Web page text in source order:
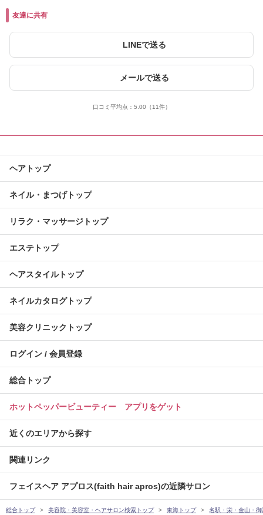
友達に共有
LINEで送る
メールで送る
口コミ平均点： 5.00 （11件）
ヘアトップ
ネイル・まつげトップ
リラク・マッサージトップ
エステトップ
ヘアスタイルトップ
ネイルカタログトップ
美容クリニックトップ
ログイン / 会員登録
総合トップ
ホットペッパービューティー アプリをゲット
近くのエリアから探す
関連リンク
フェイスヘア アプロス(faith hair apros)の近隣サロン
総合トップ 美容院・美容室・ヘアサロン検索トップ 東海トップ 名駅・栄・金山・